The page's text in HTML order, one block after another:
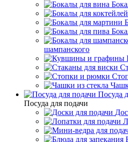
шампанского
Посуда
Посуда для подачи